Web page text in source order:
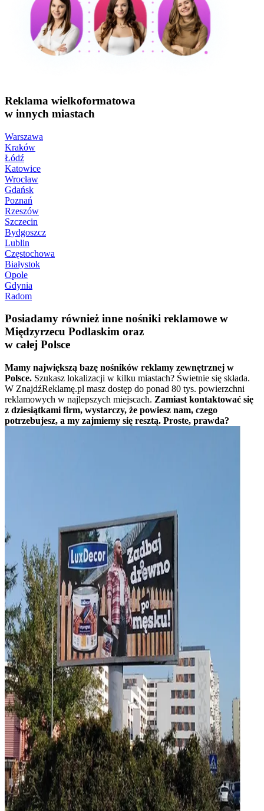
Reklama wielkoformatowa
w innych miastach
Warszawa
Kraków
Łódź
Katowice
Wrocław
Gdańsk
Poznań
Rzeszów
Szczecin
Bydgoszcz
Lublin
Częstochowa
Białystok
Opole
Gdynia
Radom
Posiadamy również inne nośniki reklamowe w
Międzyrzecu Podlaskim oraz
w całej Polsce
Mamy największą bazę nośników reklamy zewnętrznej w
Polsce. Szukasz lokalizacji w kilku miastach? Świetnie się składa.
W ZnajdźReklamę.pl masz dostęp do ponad 80 tys. powierzchni
reklamowych w najlepszych miejscach. Zamiast kontaktować się
z dziesiątkami firm, wystarczy, że powiesz nam, czego
potrzebujesz, a my zajmiemy się resztą. Proste, prawda?